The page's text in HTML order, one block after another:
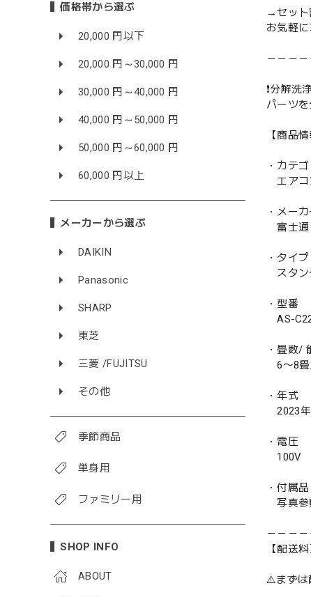
価格帯から選ぶ
20,000 円以下
20,000 円～30,000 円
30,000 円～40,000 円
40,000 円～50,000 円
50,000 円～60,000 円
60,000 円以上
メーカーから選ぶ
DAIKIN
Panasonic
SHARP
東芝
三菱 /FUJITSU
その他
季節商品
単身用
ファミリー用
SHOP INFO
ABOUT
→セット
お気軽
－－－
❗️分解洗
パーツ
【商品情
・カテ
エア
・メー
富士通
・タイプ
スタン
・型番
AS-
・畳数/
6〜8畳
・年式
2023
・電圧
100V
・付属品
写真参
－－－
【配送料
⚠️まずは